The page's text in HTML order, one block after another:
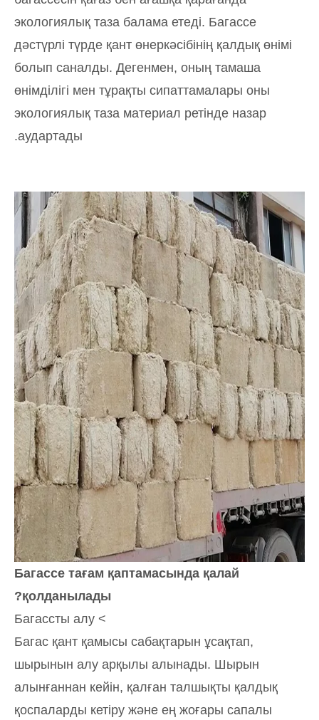
экологиялық таза балама етеді. Багассе
дәстүрлі түрде қант өнеркәсібінің қалдық өнімі
болып саналды. Дегенмен, оның тамаша
өнімділігі мен тұрақты сипаттамалары оны
экологиялық таза материал ретінде назар
аудартады.
Багассе тағам қаптамасында қалай
қолданылады?
> Багассты алу
Багас қант қамысы сабақтарын ұсақтап,
шырынын алу арқылы алынады. Шырын
алынғаннан кейін, қалған талшықты қалдық
қоспаларды кетіру және ең жоғары сапалы